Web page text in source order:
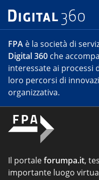
FPA è la società di
Digital 360 che
interessate ai processi
loro percorsi di
organizzativa.
Il portaleforumpa.it,
importante luogo